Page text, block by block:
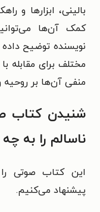
بالینی، ابزارها و
کمک آن‌ها
نویسنده توضیح
مختلف برای مقابله
منفی آن‌ها بر
شنیدن کتاب
ناسالم را به
این کتاب صوتی
پیشنهاد می‌کنیم.